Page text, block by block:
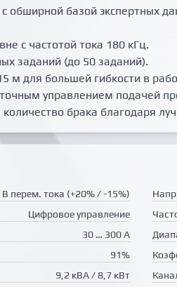
обширной базой экспертных
с частотой тока 180 кГц.
заданий (до 50 заданий).
м для большей гибкости в
управлением подачей
брака благодаря
перем. тока (+20% / -15%)
Цифровое управление
30 … 300 A
91%
9,2 кВА / 8,7 кВт